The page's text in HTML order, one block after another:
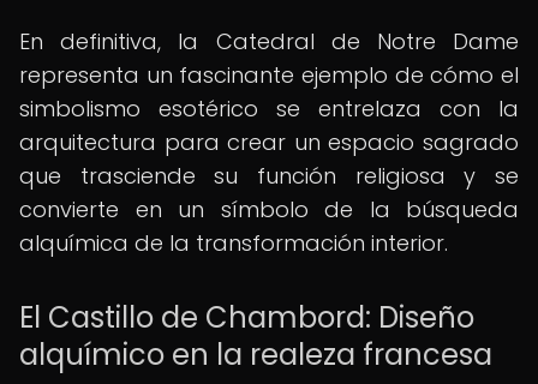
En definitiva, la Catedral de Notre Dame
representa un fascinante ejemplo de cómo el
simbolismo esotérico se entrelaza con la
arquitectura para crear un espacio sagrado
que trasciende su función religiosa y se
convierte en un símbolo de la búsqueda
alquímica de la transformación interior.
El Castillo de Chambord: Diseño
alquímico en la realeza francesa